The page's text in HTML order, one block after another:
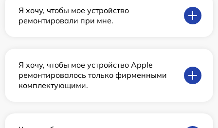
Я хочу, чтобы мое устройство
ремонтировали при мне.
Я хочу, чтобы мое устройство Apple
ремонтировалось только фирменными
комплектующими.